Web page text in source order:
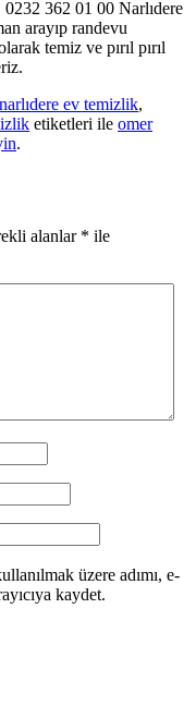
362 01 00 Narlıdere
arayıp randevu
temiz ve pırıl pırıl
narlıdere ev temizlik,
etiketleri ile omer
.
alanlar * ile
üzere adımı, e-
kaydet.